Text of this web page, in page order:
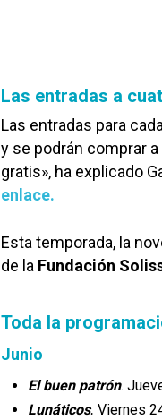
Las entradas a
Las entradas para
y se podrán comprar
gratis», ha explicado
enlace.
Esta temporada, la
de la Fundación
Toda la
Junio
El buen patrón.
Lunáticos. Viernes